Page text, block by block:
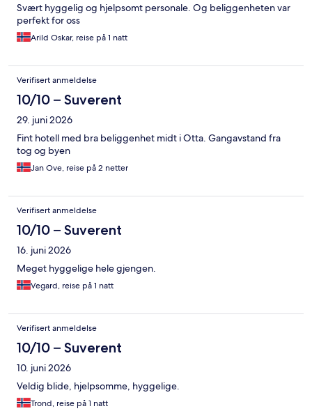
Svært hyggelig og hjelpsomt personale. Og beliggenheten var
perfekt for oss
Arild Oskar, reise på 1 natt
Verifisert anmeldelse
10/10 – Suverent
29. juni 2026
Fint hotell med bra beliggenhet midt i Otta. Gangavstand fra
tog og byen
Jan Ove, reise på 2 netter
Verifisert anmeldelse
10/10 – Suverent
16. juni 2026
Meget hyggelige hele gjengen.
Vegard, reise på 1 natt
Verifisert anmeldelse
10/10 – Suverent
10. juni 2026
Veldig blide, hjelpsomme, hyggelige.
Trond, reise på 1 natt